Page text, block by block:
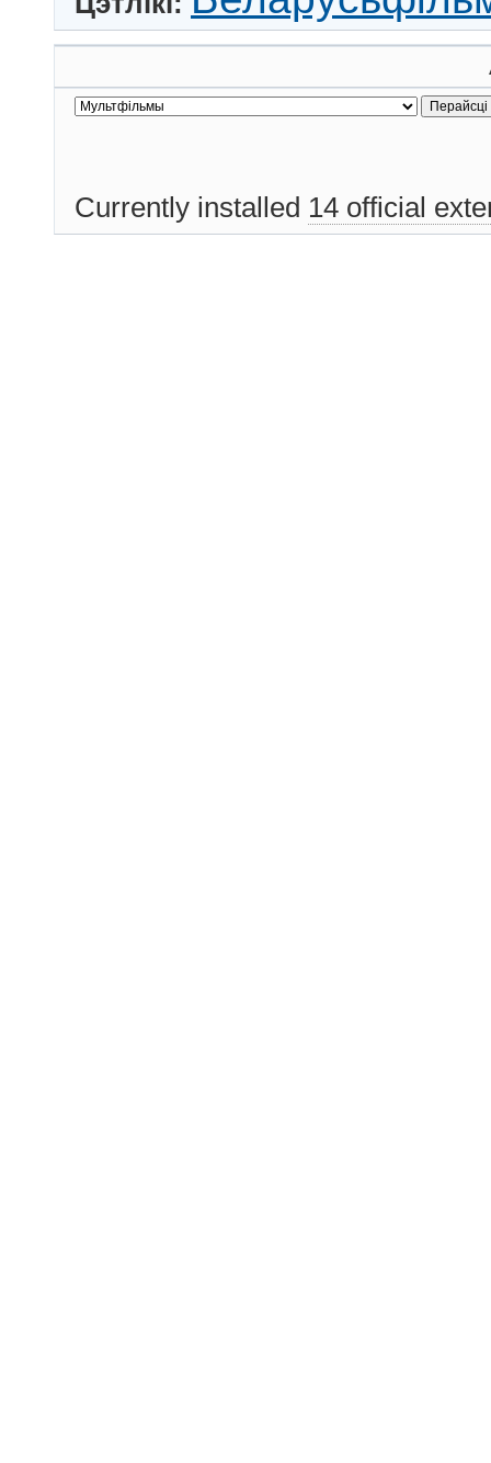
Currently installed 14 official